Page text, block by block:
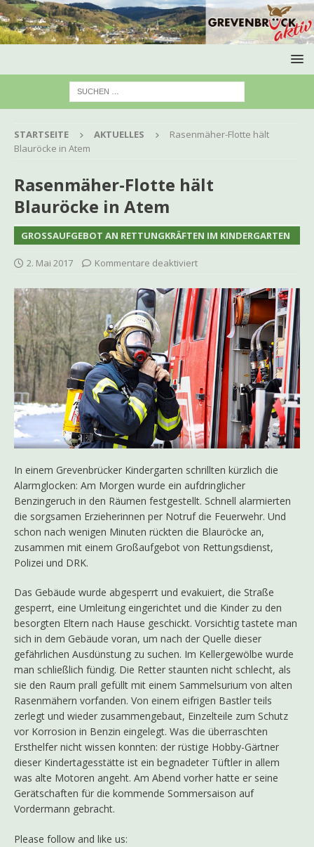
STARTSEITE AKTUELLES
Rasenmäher-Flotte hält
Blauröcke in Atem
Rasenmäher-Flotte hält
Blauröcke in Atem
GROSSAUFGEBOT AN RETTUNGKRÄFTEN IM KINDERGARTEN
2. Mai 2017 Kommentare deaktiviert
In einem Grevenbrücker Kindergarten schrillten kürzlich die
Alarmglocken: Am Morgen wurde ein aufdringlicher
Benzingeruch in den Räumen festgestellt. Schnell alarmierten
die sorgsamen Erzieherinnen per Notruf die Feuerwehr. Und
schon nach wenigen Minuten rückten die Blauröcke an,
zusammen mit einem Großaufgebot von Rettungsdienst,
Polizei und DRK.
Das Gebäude wurde abgesperrt und evakuiert, die Straße
gesperrt, eine Umleitung eingerichtet und die Kinder zu den
besorgten Eltern nach Hause geschickt. Vorsichtig tastete man
sich in dem Gebäude voran, um nach der Quelle dieser
gefährlichen Ausdünstung zu suchen. Im Kellergewölbe wurde
man schließlich fündig. Die Retter staunten nicht schlecht, als
sie den Raum prall gefüllt mit einem Sammelsurium von alten
Rasenmähern vorfanden. Von einem eifrigen Bastler teils
zerlegt und wieder zusammengebaut, Einzelteile zum Schutz
vor Korrosion in Benzin eingelegt. Was die überraschten
Ersthelfer nicht wissen konnten: der rüstige Hobby-Gärtner
dieser Kindertagesstätte ist ein begnadeter Tüftler in allem
was alte Motoren angeht. Am Abend vorher hatte er seine
Gerätschaften für die kommende Sommersaison auf
Vordermann gebracht.
Please follow and like us: